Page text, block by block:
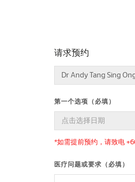
请求预约
第一个选项（必填）
*如需提前预约，请致电
医疗问题或要求（必填）